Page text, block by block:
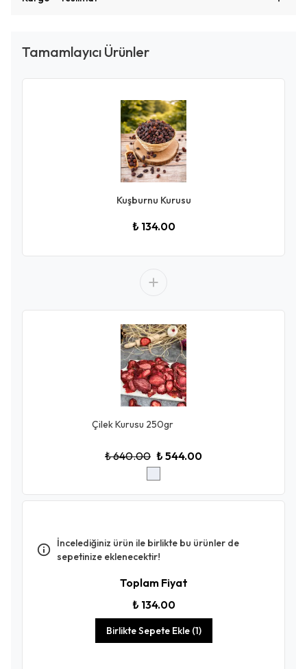
Tamamlayıcı Ürünler
Kuşburnu Kurusu
₺ 134.00
Çilek Kurusu 250gr
₺ 640.00 ₺ 544.00
İncelediğiniz ürün ile birlikte bu ürünler de
sepetinize eklenecektir!
Toplam Fiyat
₺ 134.00
Birlikte Sepete Ekle (1)